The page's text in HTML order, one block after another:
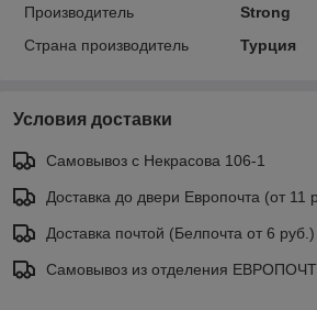
Производитель
Strong
Страна производитель
Турция
Условия доставки
Самовывоз с Некрасова 106-1
Доставка до двери Европочта (от 11
Доставка почтой (Белпочта от 6 руб.)
Самовывоз из отделения